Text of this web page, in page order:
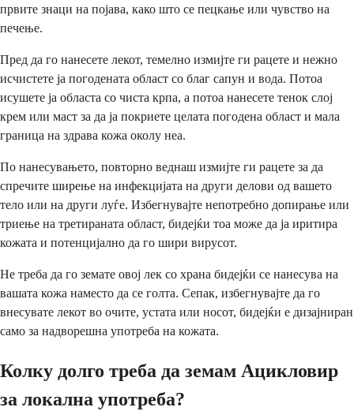
првите знаци на појава, како што се пецкање или чувство на
печење.
Пред да го нанесете лекот, темелно измијте ги рацете и нежно
исчистете ја погодената област со благ сапун и вода. Потоа
исушете ја областа со чиста крпа, а потоа нанесете тенок слој
крем или маст за да ја покриете целата погодена област и мала
граница на здрава кожа околу неа.
По нанесувањето, повторно веднаш измијте ги рацете за да
спречите ширење на инфекцијата на други делови од вашето
тело или на други луѓе. Избегнувајте непотребно допирање или
триење на третираната област, бидејќи тоа може да ја иритира
кожата и потенцијално да го шири вирусот.
Не треба да го земате овој лек со храна бидејќи се нанесува на
вашата кожа наместо да се голта. Сепак, избегнувајте да го
внесувате лекот во очите, устата или носот, бидејќи е дизајниран
само за надворешна употреба на кожата.
Колку долго треба да земам Ацикловир
за локална употреба?